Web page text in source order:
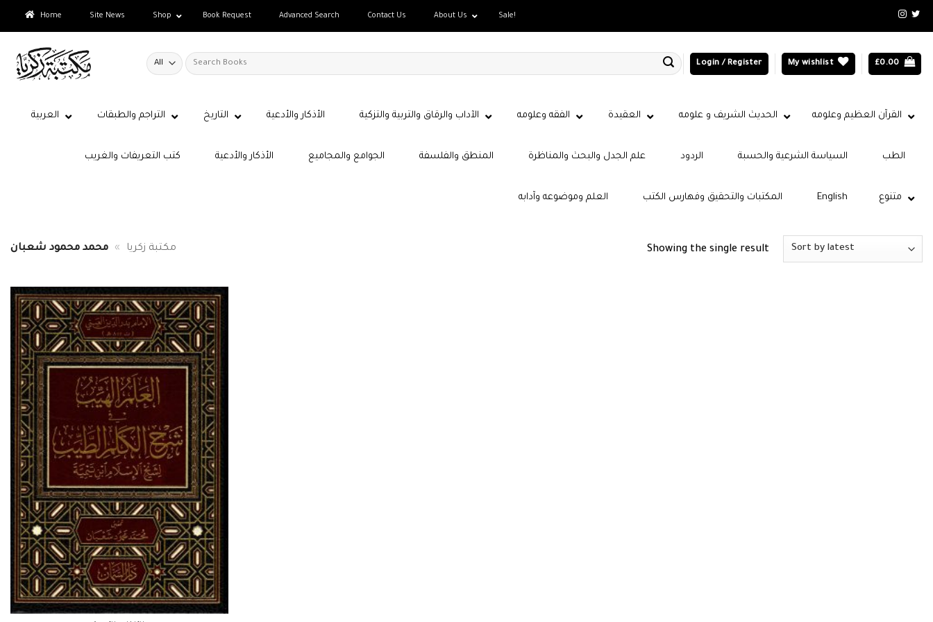
Home Site News Shop Book Request Advanced Search Contact Us About Us Sale!
Search
for:
Login / Register My wishlist £0.00
القرآن العظيم وعلومه الحديث الشريف و علومه العقيدة الفقه وعلومه الآداب والرقاق والتربية والتزكية الأذكار والأدعية التاريخ التراجم والطبقات العربية
كتب التعريفات والغريب الأذكار والأدعية الجوامع والمجاميع المنطق والفلسفة علم الجدل والبحث والمناظرة الردود السياسة الشرعية والحسبة الطب
العلم وموضوعه وآدابه المكتبات والتحقيق وفهارس الكتب متنوع English
مكتبة زكريا » محمد محمود شعبان Showing the single result